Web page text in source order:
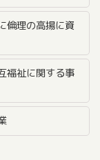
倫理の高揚に資
福祉に関する事